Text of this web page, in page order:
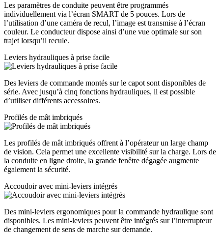
Les paramètres de conduite peuvent être programmés
individuellement via l’écran SMART de 5 pouces. Lors de
l’utilisation d’une caméra de recul, l’image est transmise à l’écran
couleur. Le conducteur dispose ainsi d’une vue optimale sur son
trajet lorsqu’il recule.
Leviers hydrauliques à prise facile
Des leviers de commande montés sur le capot sont disponibles de
série. Avec jusqu’à cinq fonctions hydrauliques, il est possible
d’utiliser différents accessoires.
Profilés de mât imbriqués
Les profilés de mât imbriqués offrent à l’opérateur un large champ
de vision. Cela permet une excellente visibilité sur la charge. Lors de
la conduite en ligne droite, la grande fenêtre dégagée augmente
également la sécurité.
Accoudoir avec mini-leviers intégrés
Des mini-leviers ergonomiques pour la commande hydraulique sont
disponibles. Les mini-leviers peuvent être intégrés sur l’interrupteur
de changement de sens de marche sur demande.